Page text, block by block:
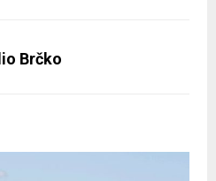
Brčko